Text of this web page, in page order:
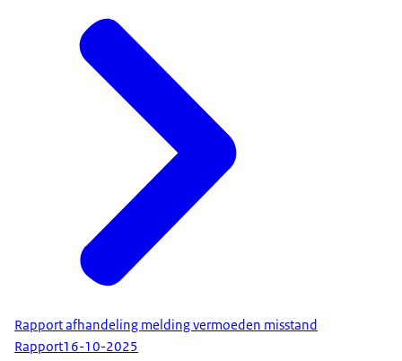
Rapport afhandeling melding vermoeden misstand
Rapport16-10-2025